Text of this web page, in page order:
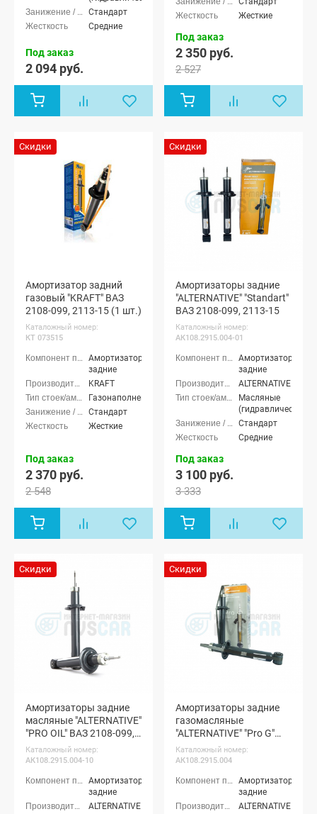
Стандарт
Средние
Под заказ
2 094 руб.
Жесткие
Под заказ
2 350 руб.
2 527
Скидки
Амортизатор задний
газовый "KRAFT" ВАЗ
2108-099, 2113-15 (1 шт.)
Каталожный номер:
КТ 073515
Амортизаторы
задние
KRAFT
Газонаполненные
Стандарт
Жесткие
Под заказ
2 370 руб.
2 548
Скидки
Амортизаторы задние
"ALTERNATIVE" "Standart"
ВАЗ 2108-099, 2113-15
Каталожный номер:
АК108.2915.004-01
Амортизаторы
задние
ALTERNATIVE
Масляные
(гидравлические)
Стандарт
Средние
Под заказ
3 100 руб.
3 333
Скидки
Амортизаторы задние
масляные "ALTERNATIVE"
"PRO OIL" ВАЗ 2108-099,
2113-15
Каталожный номер:
АК108.2915.004-10
Амортизаторы
задние
ALTERNATIVE
Скидки
Амортизаторы задние
газомасляные
"ALTERNATIVE" "Pro G"
ВАЗ 2108-099, 2113-15
Каталожный номер:
АК108.2915.004
Амортизаторы
задние
ALTERNATIVE